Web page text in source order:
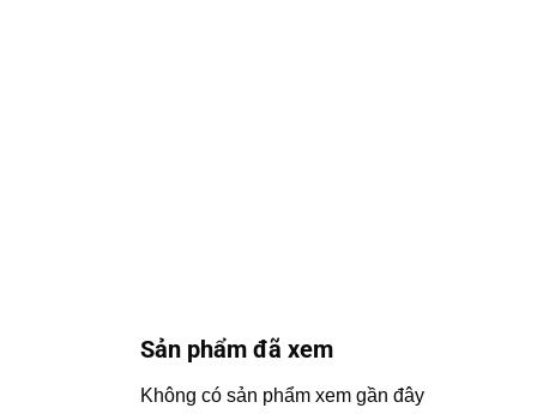
Sản phẩm đã xem
Không có sản phẩm xem gần đây